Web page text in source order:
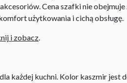
Cena szafki nie
użytkowania i cichą obsługę.
i zobacz.
każdej kuchni. Kolor kaszmir jest